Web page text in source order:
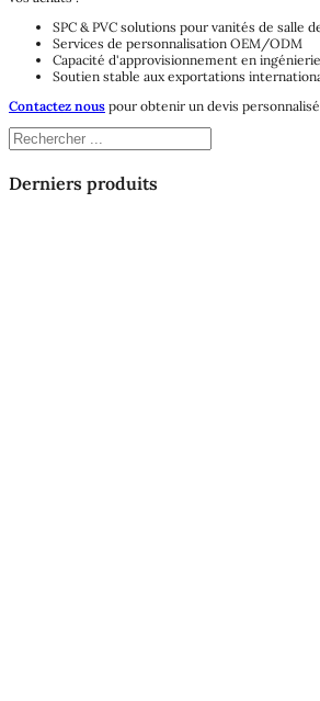
SPC & PVC solutions pour vanités de salle
Services de personnalisation OEM/ODM
Capacité d'approvisionnement en
Soutien stable aux exportations
Contactez nous pour obtenir un devis
Rechercher
Derniers produits